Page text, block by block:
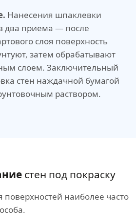
Нанесения шпаклевки
два приема — после
слоя поверхность
затем обрабатывают
слоем. Заключительный
стен наждачной бумагой
раствором.
стен под покраску
наиболее часто